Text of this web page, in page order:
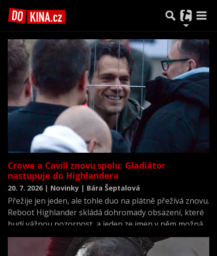
Crowe a Cavill znovu spolu: Gladiátor
nastupuje do Highlandera
20. 7. 2026 | Novinky | Bára Šeptalová
Přežije jen jeden, ale tohle duo na plátně přežívá znovu.
Reboot Highlander skládá dohromady obsazení, které
budí vážnou pozornost, a jeden ze jmen v něm možná
překvapí víc než ostatní.
Předchozí 1 2 4 5 6 … 1251 Další